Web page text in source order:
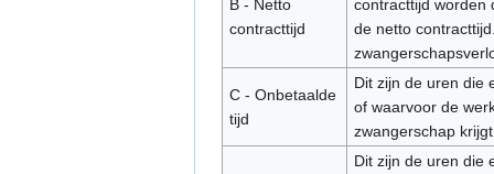
B - Netto
contracttijd
contracttijd worden
de netto
C - Onbetaalde
tijd
Dit zijn de uren die
of waarvoor de
zwangerschap
Dit zijn de uren die